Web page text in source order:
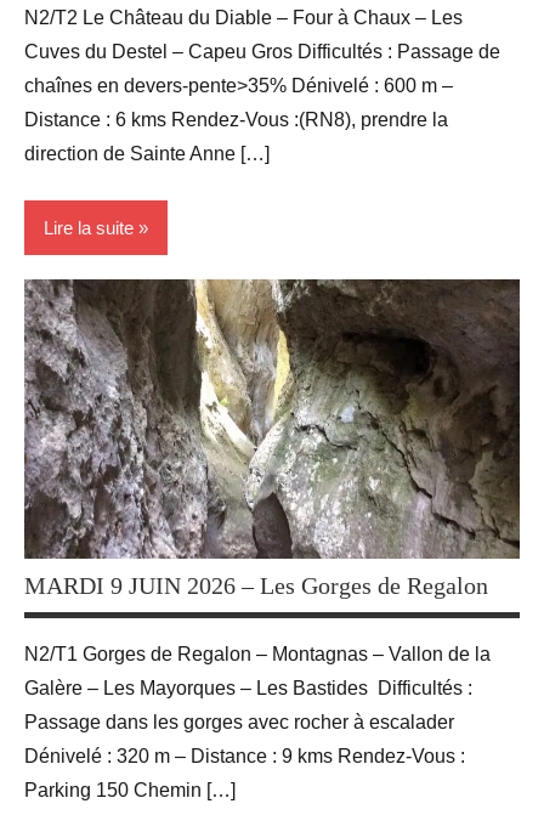
N2/T2 Le Château du Diable – Four à Chaux – Les
Cuves du Destel – Capeu Gros Difficultés : Passage de
chaînes en devers-pente>35% Dénivelé : 600 m –
Distance : 6 kms Rendez-Vous :(RN8), prendre la
direction de Sainte Anne […]
Lire la suite
Activité
Sportives
Randonnées
MARDI 9 JUIN 2026 – Les Gorges de Regalon
N2/T1 Gorges de Regalon – Montagnas – Vallon de la
Galère – Les Mayorques – Les Bastides Difficultés :
Passage dans les gorges avec rocher à escalader
Dénivelé : 320 m – Distance : 9 kms Rendez-Vous :
Parking 150 Chemin […]